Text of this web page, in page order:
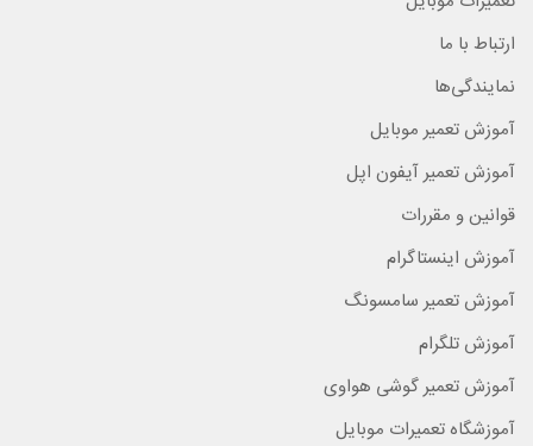
ارتباط با ما
نمایندگی‌ها
آموزش تعمیر موبایل
آموزش تعمیر آیفون اپل
قوانین و مقررات
آموزش اینستاگرام
آموزش تعمیر سامسونگ
آموزش تلگرام
آموزش تعمیر گوشی هواوی
آموزشگاه تعمیرات موبایل